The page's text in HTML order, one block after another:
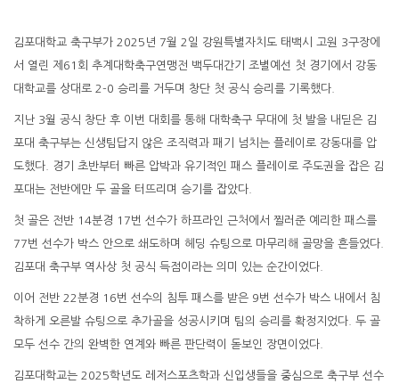
김포대학교 축구부가 2025년 7월 2일 강원특별자치도 태백시 고원 3구장에
서 열린 제61회 추계대학축구연맹전 백두대간기 조별예선 첫 경기에서 강동
대학교를 상대로 2-0 승리를 거두며 창단 첫 공식 승리를 기록했다.
지난 3월 공식 창단 후 이번 대회를 통해 대학축구 무대에 첫 발을 내딛은 김
포대 축구부는 신생팀답지 않은 조직력과 패기 넘치는 플레이로 강동대를 압
도했다. 경기 초반부터 빠른 압박과 유기적인 패스 플레이로 주도권을 잡은 김
포대는 전반에만 두 골을 터뜨리며 승기를 잡았다.
첫 골은 전반 14분경 17번 선수가 하프라인 근처에서 찔러준 예리한 패스를
77번 선수가 박스 안으로 쇄도하며 헤딩 슈팅으로 마무리해 골망을 흔들었다.
김포대 축구부 역사상 첫 공식 득점이라는 의미 있는 순간이었다.
이어 전반 22분경 16번 선수의 침투 패스를 받은 9번 선수가 박스 내에서 침
착하게 오른발 슈팅으로 추가골을 성공시키며 팀의 승리를 확정지었다. 두 골
모두 선수 간의 완벽한 연계와 빠른 판단력이 돋보인 장면이었다.
김포대학교는 2025학년도 레저스포츠학과 신입생들을 중심으로 축구부 선수